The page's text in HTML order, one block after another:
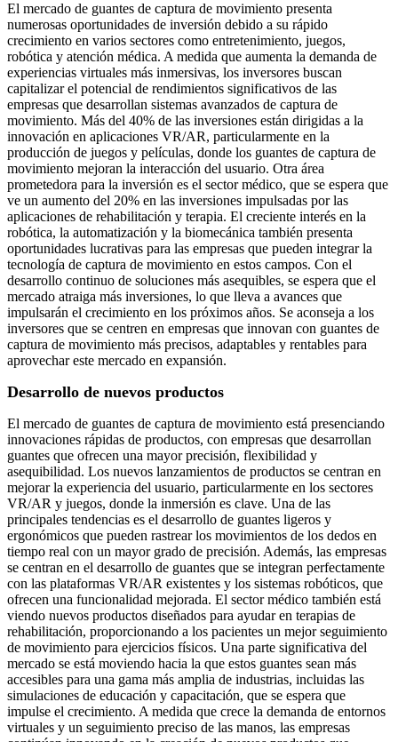
El mercado de guantes de captura de movimiento presenta
numerosas oportunidades de inversión debido a su rápido
crecimiento en varios sectores como entretenimiento, juegos,
robótica y atención médica. A medida que aumenta la demanda de
experiencias virtuales más inmersivas, los inversores buscan
capitalizar el potencial de rendimientos significativos de las
empresas que desarrollan sistemas avanzados de captura de
movimiento. Más del 40% de las inversiones están dirigidas a la
innovación en aplicaciones VR/AR, particularmente en la
producción de juegos y películas, donde los guantes de captura de
movimiento mejoran la interacción del usuario. Otra área
prometedora para la inversión es el sector médico, que se espera que
ve un aumento del 20% en las inversiones impulsadas por las
aplicaciones de rehabilitación y terapia. El creciente interés en la
robótica, la automatización y la biomecánica también presenta
oportunidades lucrativas para las empresas que pueden integrar la
tecnología de captura de movimiento en estos campos. Con el
desarrollo continuo de soluciones más asequibles, se espera que el
mercado atraiga más inversiones, lo que lleva a avances que
impulsarán el crecimiento en los próximos años. Se aconseja a los
inversores que se centren en empresas que innovan con guantes de
captura de movimiento más precisos, adaptables y rentables para
aprovechar este mercado en expansión.
Desarrollo de nuevos productos
El mercado de guantes de captura de movimiento está presenciando
innovaciones rápidas de productos, con empresas que desarrollan
guantes que ofrecen una mayor precisión, flexibilidad y
asequibilidad. Los nuevos lanzamientos de productos se centran en
mejorar la experiencia del usuario, particularmente en los sectores
VR/AR y juegos, donde la inmersión es clave. Una de las
principales tendencias es el desarrollo de guantes ligeros y
ergonómicos que pueden rastrear los movimientos de los dedos en
tiempo real con un mayor grado de precisión. Además, las empresas
se centran en el desarrollo de guantes que se integran perfectamente
con las plataformas VR/AR existentes y los sistemas robóticos, que
ofrecen una funcionalidad mejorada. El sector médico también está
viendo nuevos productos diseñados para ayudar en terapias de
rehabilitación, proporcionando a los pacientes un mejor seguimiento
de movimiento para ejercicios físicos. Una parte significativa del
mercado se está moviendo hacia la que estos guantes sean más
accesibles para una gama más amplia de industrias, incluidas las
simulaciones de educación y capacitación, que se espera que
impulse el crecimiento. A medida que crece la demanda de entornos
virtuales y un seguimiento preciso de las manos, las empresas